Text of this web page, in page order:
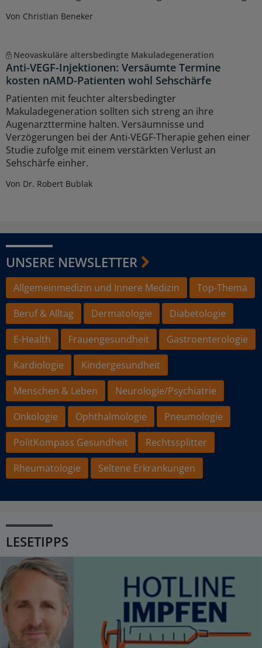
Von Christian Beneker
Neovaskuläre altersbedingte Makuladegeneration
Anti-VEGF-Injektionen: Versäumte Termine
kosten nAMD-Patienten wohl Sehschärfe
Patienten mit feuchter altersbedingter
Makuladegeneration sollten sich streng an ihre
Augenarzttermine halten. Versäumnisse und
Verzögerungen bei der Anti-VEGF-Therapie gehen einer
Studie zufolge mit einem verstärkten Verlust an
Sehschärfe einher.
Von Dr. Robert Bublak
UNSERE NEWSLETTER
Allgemeinmedizin und Innere Medizin
Top-Thema
Beruf & Alltag
Dermatologie
Diabetologie
E-Health
Frauengesundheit
Gastroenterologie
Kardiologie
Kindergesundheit
Menschen & Leben
Neurologie/Psychiatrie
Onkologie
Ophthalmologie
Pneumologie
PolitKompass Gesundheit
Rechtssplitter
Rheumatologie
Seltene Erkrankungen
LESETIPPS